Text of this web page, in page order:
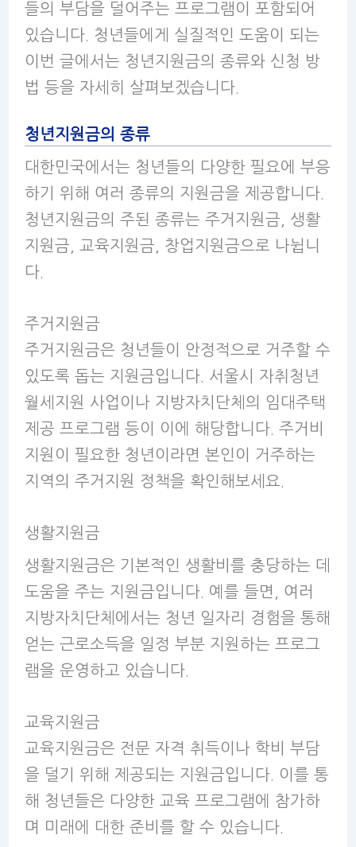
들의 부담을 덜어주는 프로그램이 포함되어
있습니다. 청년들에게 실질적인 도움이 되는
이번 글에서는 청년지원금의 종류와 신청 방
법 등을 자세히 살펴보겠습니다.
청년지원금의 종류
대한민국에서는 청년들의 다양한 필요에 부응
하기 위해 여러 종류의 지원금을 제공합니다.
청년지원금의 주된 종류는 주거지원금, 생활
지원금, 교육지원금, 창업지원금으로 나뉩니
다.
주거지원금
주거지원금은 청년들이 안정적으로 거주할 수
있도록 돕는 지원금입니다. 서울시 자취청년
월세지원 사업이나 지방자치단체의 임대주택
제공 프로그램 등이 이에 해당합니다. 주거비
지원이 필요한 청년이라면 본인이 거주하는
지역의 주거지원 정책을 확인해보세요.
생활지원금
생활지원금은 기본적인 생활비를 충당하는 데
도움을 주는 지원금입니다. 예를 들면, 여러
지방자치단체에서는 청년 일자리 경험을 통해
얻는 근로소득을 일정 부분 지원하는 프로그
램을 운영하고 있습니다.
교육지원금
교육지원금은 전문 자격 취득이나 학비 부담
을 덜기 위해 제공되는 지원금입니다. 이를 통
해 청년들은 다양한 교육 프로그램에 참가하
며 미래에 대한 준비를 할 수 있습니다.